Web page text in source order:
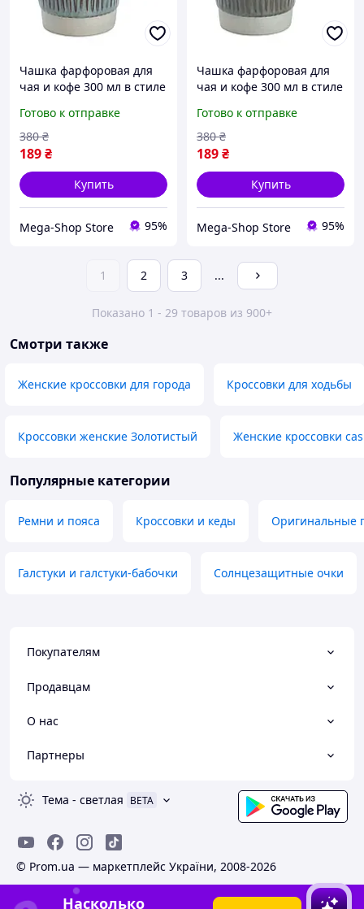
Чашка фарфоровая для
чая и кофе 300 мл в стиле
Готово к отправке
189₴
380 ₴
Купить
Mega-Shop Store 95%
Чашка фарфоровая для
чая и кофе 300 мл в стиле
Готово к отправке
189₴
380 ₴
Купить
Mega-Shop Store 95%
1 2 3 ...
Показано 1 - 29 товаров из 900+
Смотри также
Женские кроссовки для города Кроссовки для ходьбы
Кроссовки женские Золотистый Женские кроссовки
Популярные категории
Ремни и пояса Кроссовки и кеды Оригинальные
Галстуки и галстуки-бабочки Солнцезащитные очки
Покупателям
Продавцам
О нас
Партнеры
Тема - светлая BETA
© Prom.ua — маркетплейс України, 2008-2026
Насколько